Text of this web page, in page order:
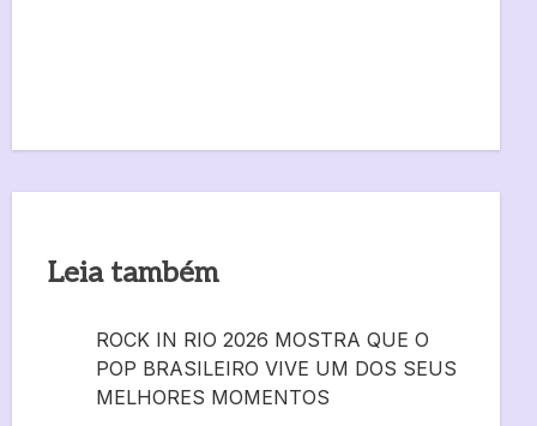
Leia também
ROCK IN RIO 2026 MOSTRA QUE O
POP BRASILEIRO VIVE UM DOS SEUS
MELHORES MOMENTOS